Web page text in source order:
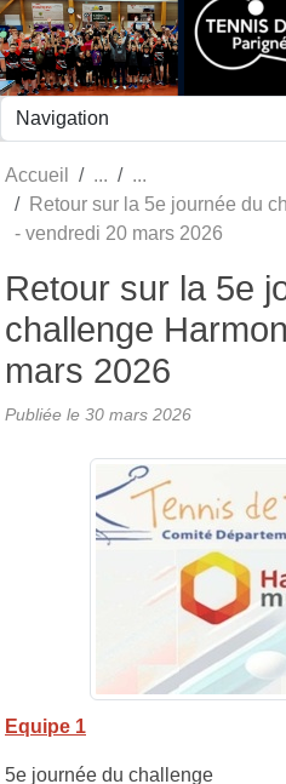
Accueil
Retour sur la 5e journée du
- vendredi 20 mars 2026
Retour sur la 5e
challenge
mars 2026
Publiée le 30 mars 2026
Equipe 1
5e journée du challenge
Panneau de gestion des cookies